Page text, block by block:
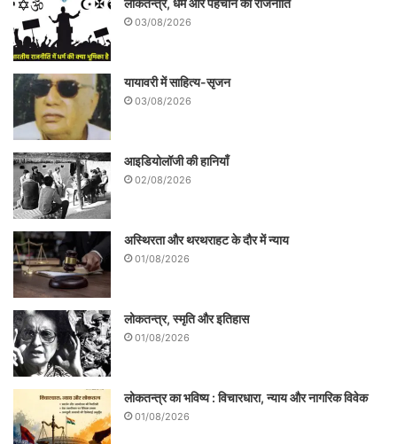
लोकतन्त्र, धर्म और पहचान की राजनीति
03/08/2026
यायावरी में साहित्य-सृजन
03/08/2026
आइडियोलॉजी की हानियाँ
02/08/2026
अस्थिरता और थरथराहट के दौर में न्याय
01/08/2026
लोकतन्त्र, स्मृति और इतिहास
01/08/2026
लोकतन्त्र का भविष्य : विचारधारा, न्याय और नागरिक विवेक
01/08/2026